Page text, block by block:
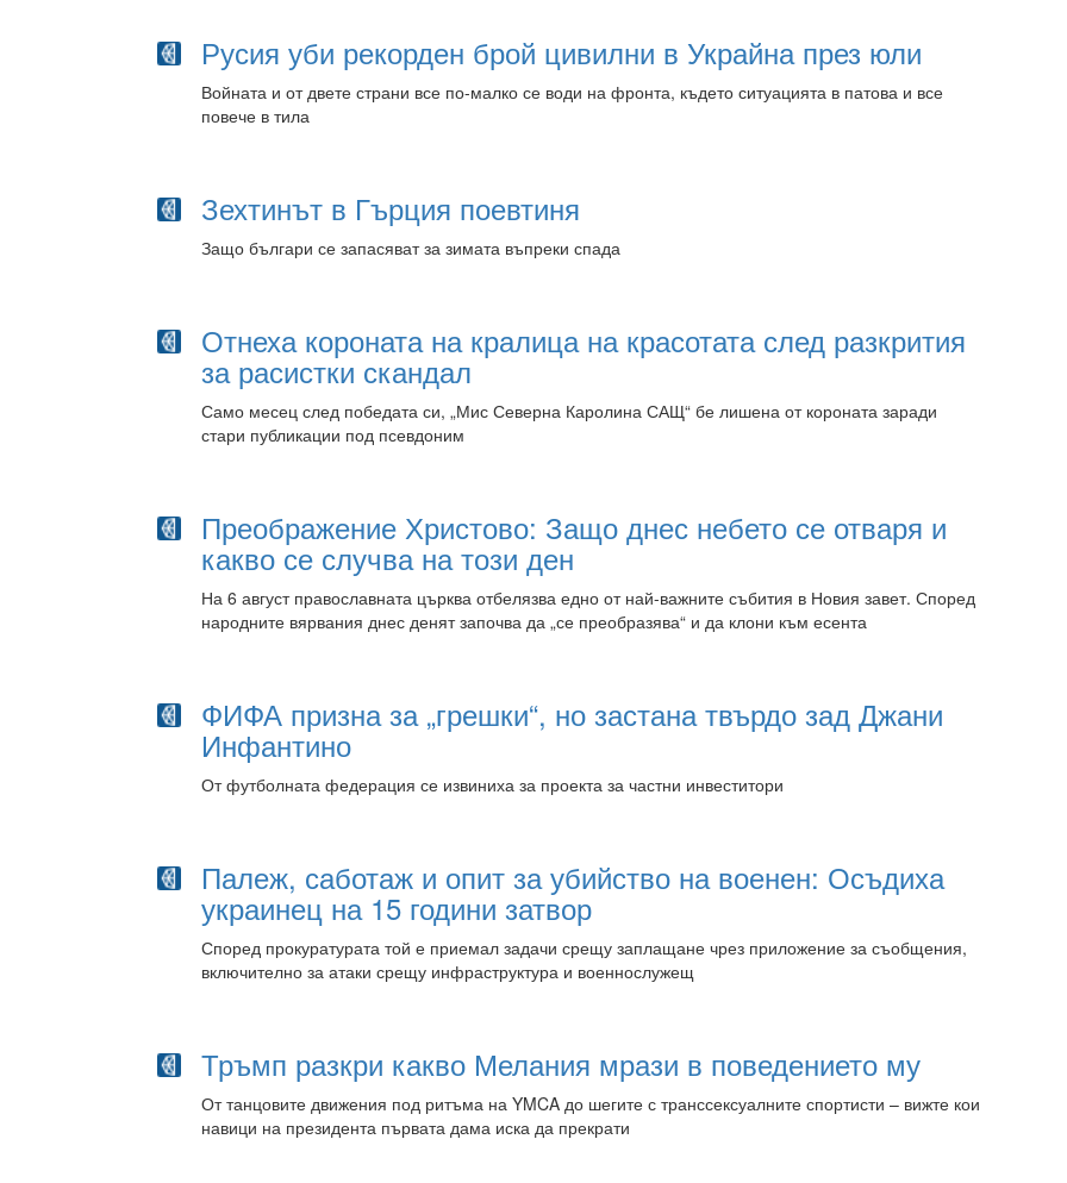
Русия уби рекорден брой цивилни в Украйна през юли
Войната и от двете страни все по-малко се води на фронта, където ситуацията в патова и все
повече в тила
Зехтинът в Гърция поевтиня
Защо българи се запасяват за зимата въпреки спада
Отнеха короната на кралица на красотата след разкрития
за расистки скандал
Само месец след победата си, „Мис Северна Каролина САЩ“ бе лишена от короната заради
стари публикации под псевдоним
Преображение Христово: Защо днес небето се отваря и
какво се случва на този ден
На 6 август православната църква отбелязва едно от най-важните събития в Новия завет. Според
народните вярвания днес денят започва да „се преобразява“ и да клони към есента
ФИФА призна за „грешки“, но застана твърдо зад Джани
Инфантино
От футболната федерация се извиниха за проекта за частни инвеститори
Палеж, саботаж и опит за убийство на военен: Осъдиха
украинец на 15 години затвор
Според прокуратурата той е приемал задачи срещу заплащане чрез приложение за съобщения,
включително за атаки срещу инфраструктура и военнослужещ
Тръмп разкри какво Мелания мрази в поведението му
От танцовите движения под ритъма на YMCA до шегите с транссексуалните спортисти – вижте кои
навици на президента първата дама иска да прекрати